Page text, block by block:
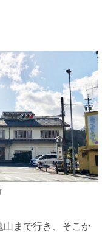
まで行き、そこか